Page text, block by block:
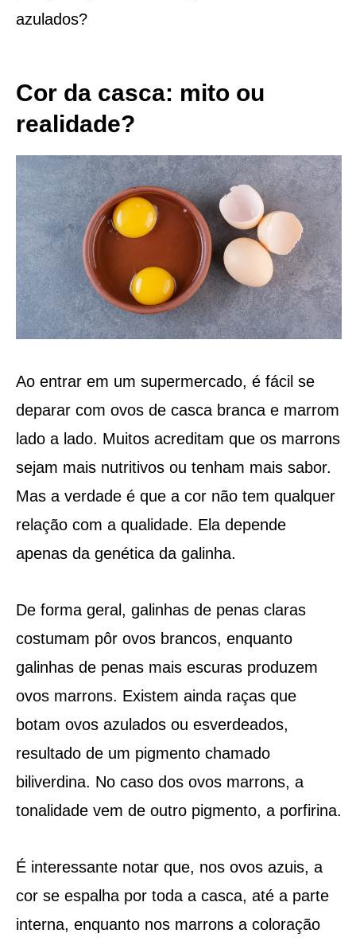
azulados?
Cor da casca: mito ou
realidade?
Ao entrar em um supermercado, é fácil se
deparar com ovos de casca branca e marrom
lado a lado. Muitos acreditam que os marrons
sejam mais nutritivos ou tenham mais sabor.
Mas a verdade é que a cor não tem qualquer
relação com a qualidade. Ela depende
apenas da genética da galinha.
De forma geral, galinhas de penas claras
costumam pôr ovos brancos, enquanto
galinhas de penas mais escuras produzem
ovos marrons. Existem ainda raças que
botam ovos azulados ou esverdeados,
resultado de um pigmento chamado
biliverdina. No caso dos ovos marrons, a
tonalidade vem de outro pigmento, a porfirina.
É interessante notar que, nos ovos azuis, a
cor se espalha por toda a casca, até a parte
interna, enquanto nos marrons a coloração